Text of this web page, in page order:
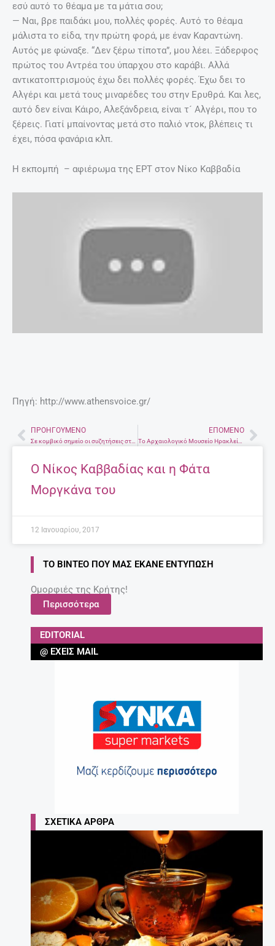
εσύ αυτό το θέαμα με τα μάτια σου;
— Ναι, βρε παιδάκι μου, πολλές φορές. Αυτό το θέαμα
μάλιστα το είδα, την πρώτη φορά, με έναν Καραντώνη.
Αυτός με φώναξε. “Δεν ξέρω τίποτα”, μου λέει. Ξάδερφος
πρώτος του Αντρέα του ύπαρχου στο καράβι. Αλλά
αντικατοπτρισμούς έχω δει πολλές φορές. Έχω δει το
Αλγέρι και μετά τους μιναρέδες του στην Ερυθρά. Και λες,
αυτό δεν είναι Κάιρο, Αλεξάνδρεια, είναι τ´ Αλγέρι, που το
ξέρεις. Γιατί μπαίνοντας μετά στο παλιό ντοκ, βλέπεις τι
έχει, πόσα φανάρια κλπ.
Η εκπομπή – αφιέρωμα της ΕΡΤ στον Νίκο Καββαδία
Πηγή: http://www.athensvoice.gr/
Prev
ΠΡΟΗΓΟΎΜΕΝΟ ΕΠΌΜΕΝΟ
Ο Νίκος Καββαδίας και η Φάτα
Μοργκάνα του
12 Ιανουαρίου, 2017
ΤΟ ΒΊΝΤΕΟ ΠΟΥ ΜΑΣ ΈΚΑΝΕ ΕΝΤΎΠΩΣΗ
Ομορφιές της Κρήτης!
Περισσότερα
EDITORIAL
@ ΈΧΕΙΣ MAIL
ΣΧΕΤΙΚΆ ΆΡΘΡΑ